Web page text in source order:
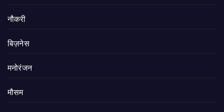
नौकरी
बिज़नेस
मनोरंजन
मौसम